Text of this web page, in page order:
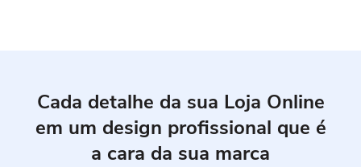
Cada detalhe da sua Loja Online
em um design profissional que é
a cara da sua marca